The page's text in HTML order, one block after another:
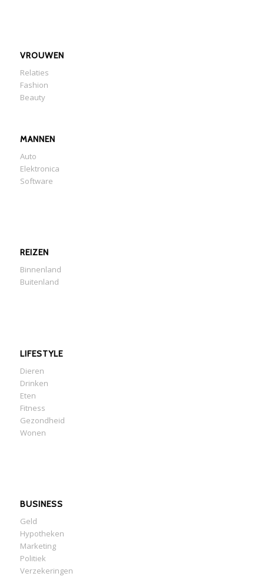
VROUWEN
Relaties
Fashion
Beauty
MANNEN
Auto
Elektronica
Software
REIZEN
Binnenland
Buitenland
LIFESTYLE
Dieren
Drinken
Eten
Fitness
Gezondheid
Wonen
BUSINESS
Geld
Hypotheken
Marketing
Politiek
Verzekeringen